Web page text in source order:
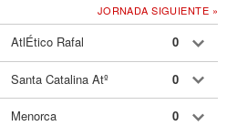
JORNADA SIGUIENTE »
AtlÉtico Rafal 0
Santa Catalina Atº 0
Menorca 0